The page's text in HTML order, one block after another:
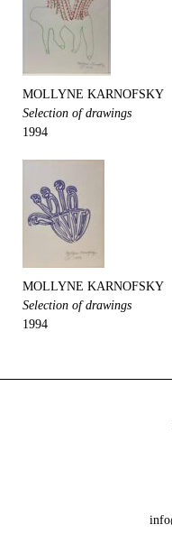
MOLLYNE KARNOFSKY
Selection of drawings
1994
MOLLYNE KARNOFSKY
Selection of drawings
1994